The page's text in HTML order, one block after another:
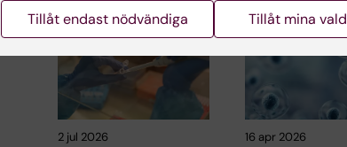
2 jul 2026 16 apr 2026
Tillåt endast nödvändiga Tillåt mina